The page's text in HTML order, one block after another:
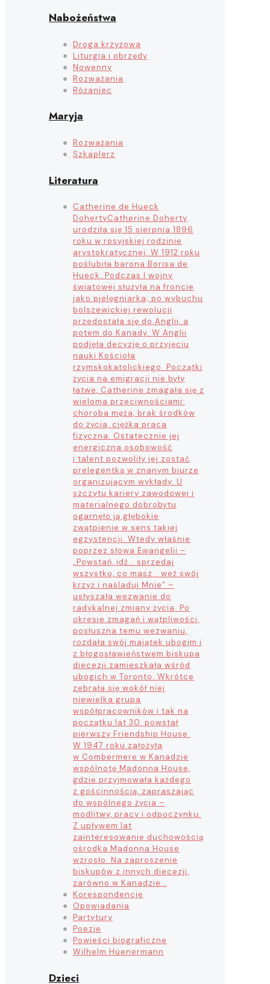
Nabożeństwa
Droga krzyżowa
Liturgia i obrzędy
Nowenny
Rozważania
Różaniec
Maryja
Rozważania
Szkaplerz
Literatura
Catherine de Hueck
DohertyCatherine Doherty
urodziła się 15 sierpnia 1896
roku w rosyjskiej rodzinie
arystokratycznej. W 1912 roku
poślubiła barona Borisa de
Hueck. Podczas I wojny
światowej służyła na froncie
jako pielęgniarka; po wybuchu
bolszewickiej rewolucji
przedostała się do Anglii, a
potem do Kanady. W Anglii
podjęła decyzję o przyjęciu
nauki Kościoła
rzymskokatolickiego. Początki
życia na emigracji nie były
łatwe, Catherine zmagała się z
wieloma przeciwnościami:
choroba męża, brak środków
do życia, ciężka praca
fizyczna. Ostatecznie jej
energiczna osobowość
i talent pozwoliły jej zostać
prelegentką w znanym biurze
organizującym wykłady. U
szczytu kariery zawodowej i
materialnego dobrobytu
ogarnęło ją głębokie
zwątpienie w sens takiej
egzystencji. Wtedy właśnie
poprzez słowa Ewangelii –
„Powstań, idź… sprzedaj
wszystko, co masz… weź swój
krzyż i naśladuj Mnie” –
usłyszała wezwanie do
radykalnej zmiany życia. Po
okresie zmagań i wątpliwości,
posłuszna temu wezwaniu,
rozdała swój majątek ubogim i
z błogosławieństwem biskupa
diecezji zamieszkała wśród
ubogich w Toronto. Wkrótce
zebrała się wokół niej
niewielka grupa
współpracowników i tak na
początku lat 30. powstał
pierwszy Friendship House.
W 1947 roku założyła
w Combermere w Kanadzie
wspólnotę Madonna House,
gdzie przyjmowała każdego
z gościnnością, zapraszając
do wspólnego życia –
modlitwy, pracy i odpoczynku.
Z upływem lat
zainteresowanie duchowością
ośrodka Madonna House
wzrosło. Na zaproszenie
biskupów z innych diecezji,
zarówno w Kanadzie…
Korespondencje
Opowiadania
Partytury
Poezje
Powieści biograficzne
Wilhelm Hüenermann
Dzieci